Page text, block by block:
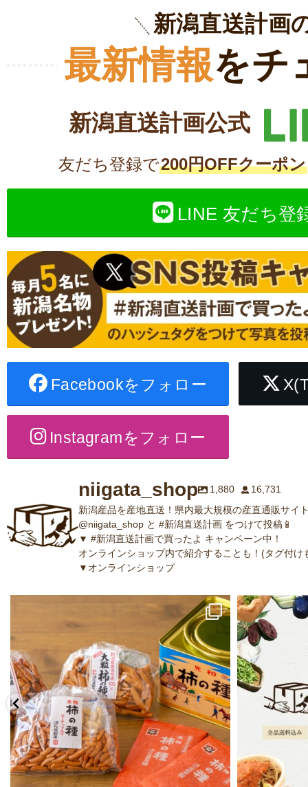
新潟直送計画
最新情報をチ
新潟直送計画公式
友だち登録で200円OFFクーポン
LINE 友だち登
Facebookをフォロー
Instagramをフォロー
niigata_shop 1,880
16,731
新潟産品を産地直送！県内最大規模の産直通販サイ
@niigata_shop と #新潟直送計画 をつけて投稿📱
▼ #新潟直送計画で買ったよ キャンペーン中！
オンラインショップ内で紹介することも！(タグ付け
▼オンラインショップ